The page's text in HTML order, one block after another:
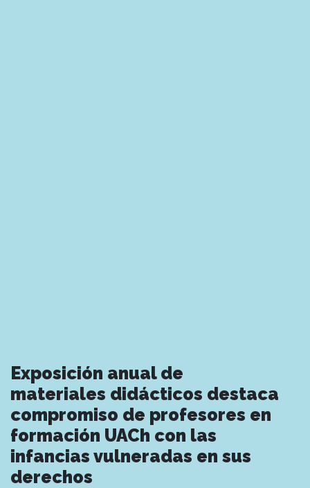
Exposición anual de
materiales didácticos destaca
compromiso de profesores en
formación UACh con las
infancias vulneradas en sus
derechos